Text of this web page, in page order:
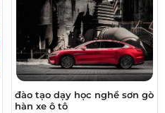
đào tạo dạy học nghề sơn gò
hàn xe ô tô